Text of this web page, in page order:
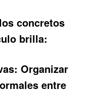
concretos
brilla:
Organizar
entre